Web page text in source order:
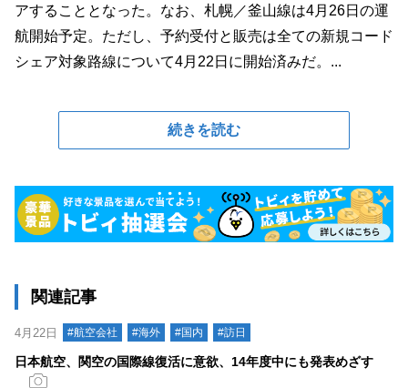
アすることとなった。なお、札幌／釜山線は4月26日の運
航開始予定。ただし、予約受付と販売は全ての新規コード
シェア対象路線について4月22日に開始済みだ。...
続きを読む
関連記事
4月22日 #航空会社 #海外 #国内 #訪日
日本航空、関空の国際線復活に意欲、14年度中にも発表めざす